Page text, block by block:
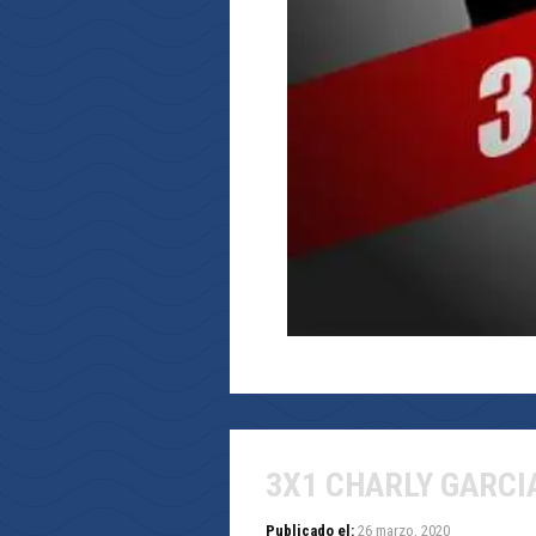
3X1 CHARLY
Publicado el: 26 marzo, 2020